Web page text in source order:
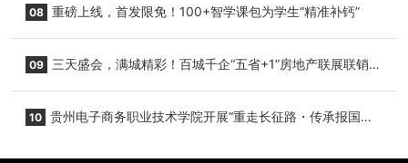
08 重磅上线，首发限免！100+智学课包为学生“精准补钙”
09 三天盛会，满城精彩！百城千企“五省+1”房地产联展联销活
10 贵州电子商务职业技术学院开展“重走长征路・传承报国